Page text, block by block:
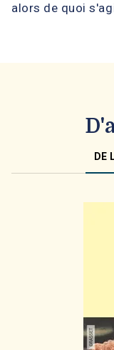
alors de quoi
DE